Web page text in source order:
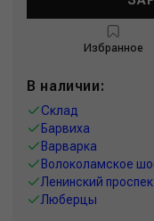
Избранное
В наличии:
Склад
Барвиха
Варварка
Волоколамское
Ленинский
Люберцы